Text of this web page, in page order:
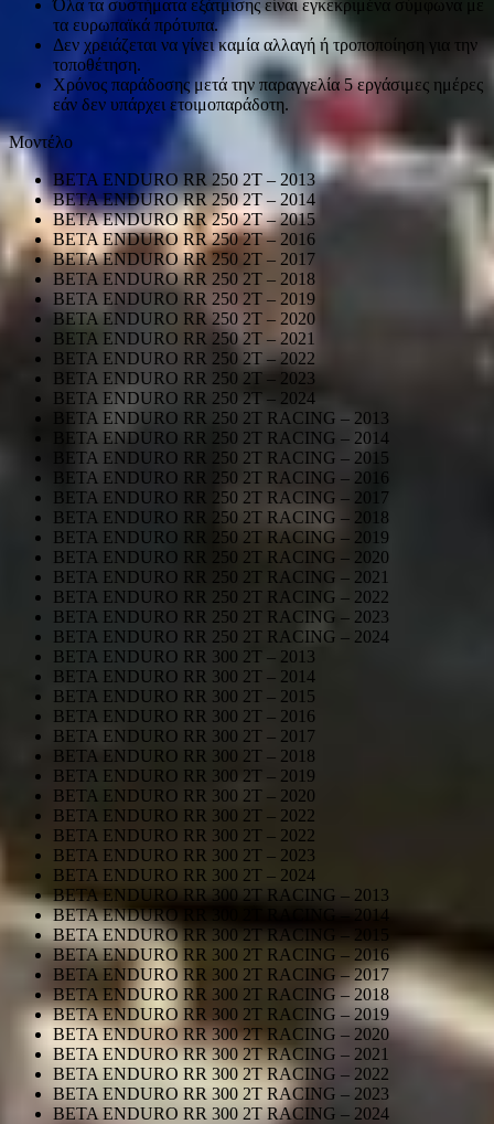
Όλα τα συστήματα εξάτμισης είναι εγκεκριμένα σύμφωνα με
τα ευρωπαϊκά πρότυπα.
Δεν χρειάζεται να γίνει καμία αλλαγή ή τροποποίηση για την
τοποθέτηση.
Χρόνος παράδοσης μετά την παραγγελία 5 εργάσιμες ημέρες
εάν δεν υπάρχει ετοιμοπαράδοτη.
Μοντέλο
BETA ENDURO RR 250 2T – 2013
BETA ENDURO RR 250 2T – 2014
BETA ENDURO RR 250 2T – 2015
BETA ENDURO RR 250 2T – 2016
BETA ENDURO RR 250 2T – 2017
BETA ENDURO RR 250 2T – 2018
BETA ENDURO RR 250 2T – 2019
BETA ENDURO RR 250 2T – 2020
BETA ENDURO RR 250 2T – 2021
BETA ENDURO RR 250 2T – 2022
BETA ENDURO RR 250 2T – 2023
BETA ENDURO RR 250 2T – 2024
BETA ENDURO RR 250 2T RACING – 2013
BETA ENDURO RR 250 2T RACING – 2014
BETA ENDURO RR 250 2T RACING – 2015
BETA ENDURO RR 250 2T RACING – 2016
BETA ENDURO RR 250 2T RACING – 2017
BETA ENDURO RR 250 2T RACING – 2018
BETA ENDURO RR 250 2T RACING – 2019
BETA ENDURO RR 250 2T RACING – 2020
BETA ENDURO RR 250 2T RACING – 2021
BETA ENDURO RR 250 2T RACING – 2022
BETA ENDURO RR 250 2T RACING – 2023
BETA ENDURO RR 250 2T RACING – 2024
BETA ENDURO RR 300 2T – 2013
BETA ENDURO RR 300 2T – 2014
BETA ENDURO RR 300 2T – 2015
BETA ENDURO RR 300 2T – 2016
BETA ENDURO RR 300 2T – 2017
BETA ENDURO RR 300 2T – 2018
BETA ENDURO RR 300 2T – 2019
BETA ENDURO RR 300 2T – 2020
BETA ENDURO RR 300 2T – 2022
BETA ENDURO RR 300 2T – 2022
BETA ENDURO RR 300 2T – 2023
BETA ENDURO RR 300 2T – 2024
BETA ENDURO RR 300 2T RACING – 2013
BETA ENDURO RR 300 2T RACING – 2014
BETA ENDURO RR 300 2T RACING – 2015
BETA ENDURO RR 300 2T RACING – 2016
BETA ENDURO RR 300 2T RACING – 2017
BETA ENDURO RR 300 2T RACING – 2018
BETA ENDURO RR 300 2T RACING – 2019
BETA ENDURO RR 300 2T RACING – 2020
BETA ENDURO RR 300 2T RACING – 2021
BETA ENDURO RR 300 2T RACING – 2022
BETA ENDURO RR 300 2T RACING – 2023
BETA ENDURO RR 300 2T RACING – 2024